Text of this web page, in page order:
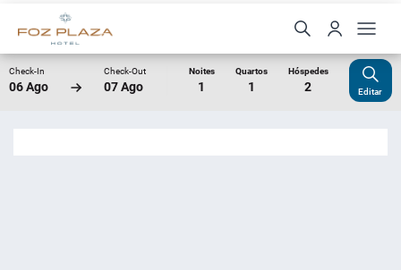
Check-In
06 Ago
Check-Out
07 Ago
Noites
1
Quartos
1
Hóspedes
2 Editar